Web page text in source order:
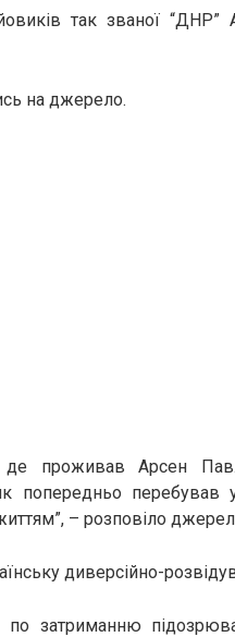
так званої “ДНР”
на джерело.
де проживав Арсен
попередньо
– розповіло
диверсійно-
затриманню